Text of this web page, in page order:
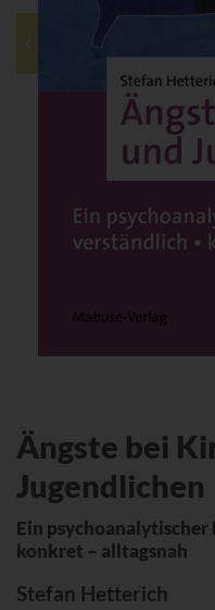
Ängste bei
Jugendlichen
Ein
konkret – alltagsnah
Stefan Hetterich